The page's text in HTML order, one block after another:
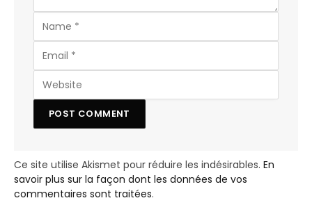
Ce site utilise Akismet pour réduire les indésirables. En
savoir plus sur la façon dont les données de vos
commentaires sont traitées.